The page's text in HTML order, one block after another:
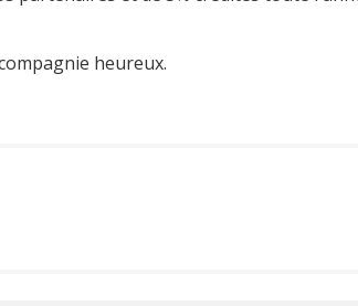
heureux.